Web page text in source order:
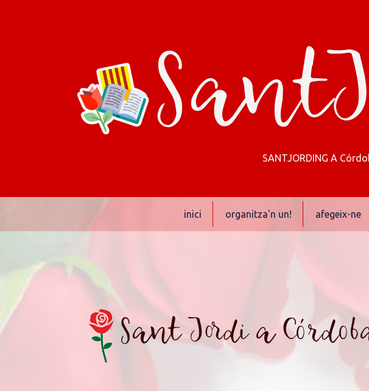
SANTJORDING A
inici organitza'n un! afegeix-ne
Sant Jordi a